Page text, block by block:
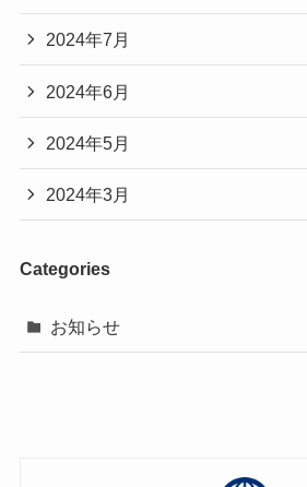
2024年7月
2024年6月
2024年5月
2024年3月
Categories
お知らせ